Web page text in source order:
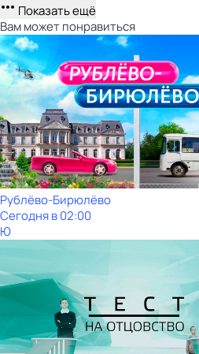
Показать ещё
Вам может понравиться
Рублёво-Бирюлёво
Сегодня в 02:00
Ю